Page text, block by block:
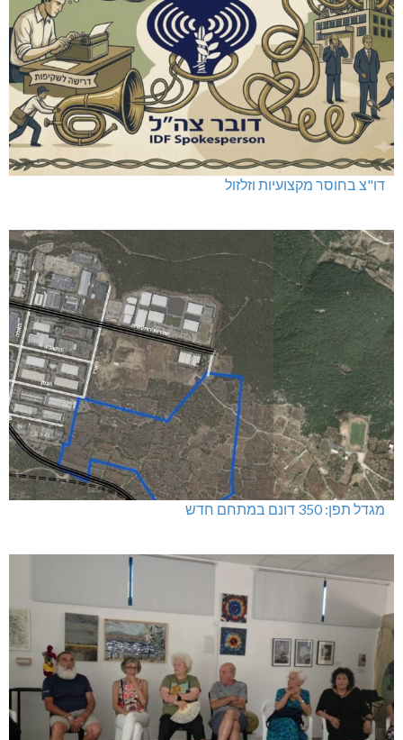
דו"צ בחוסר מקצועיות וזלזול
מגדל תפן: 350 דונם במתחם חדש